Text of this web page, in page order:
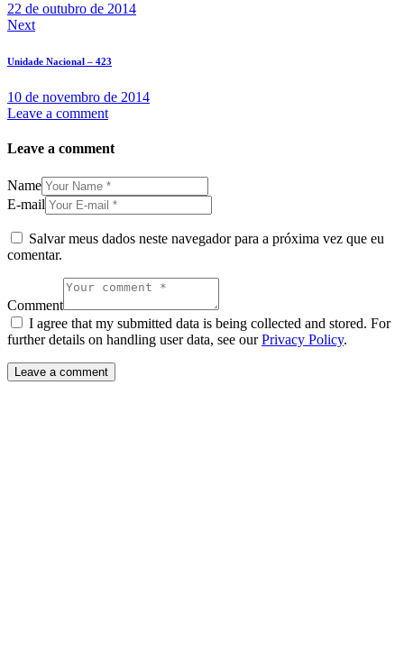
22 de outubro de 2014
Next
Unidade Nacional – 423
10 de novembro de 2014
Leave a comment
Leave a comment
Name
E-mail
Salvar meus dados neste navegador para a próxima vez que eu
comentar.
Comment
I agree that my submitted data is being collected and stored. For
further details on handling user data, see ourPrivacy Policy.